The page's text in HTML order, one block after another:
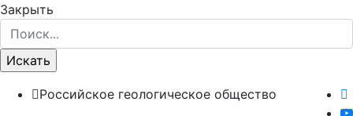
Закрыть
Российское геологическое общество